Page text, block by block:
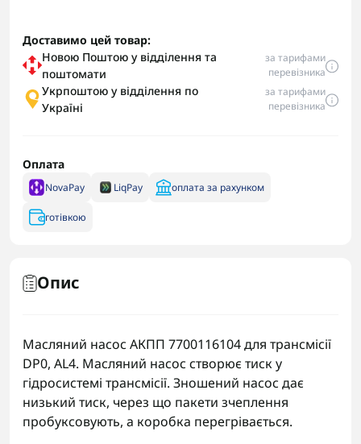
Доставимо цей товар:
Новою Поштою у відділення та
поштомати
за тарифами
перевізника
Укрпоштою у відділення по
Україні
за тарифами
перевізника
Оплата
NovaPay LiqPay оплата за рахунком
готівкою
Опис
Масляний насос АКПП 7700116104 для трансмісії
DP0, AL4. Масляний насос створює тиск у
гідросистемі трансмісії. Зношений насос дає
низький тиск, через що пакети зчеплення
пробуксовують, а коробка перегрівається.